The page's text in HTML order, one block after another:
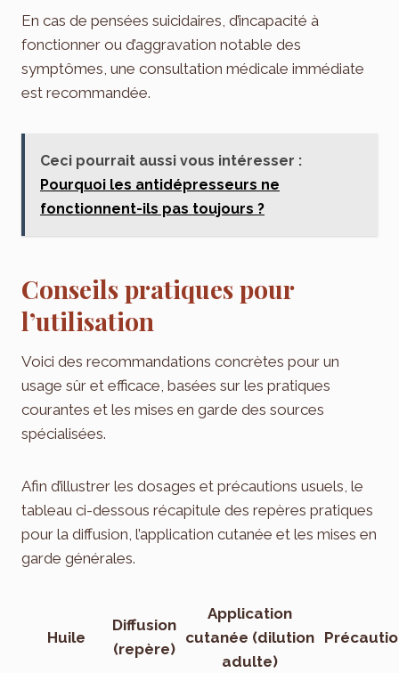
En cas de pensées suicidaires, d’incapacité à
fonctionner ou d’aggravation notable des
symptômes, une consultation médicale immédiate
est recommandée.
Ceci pourrait aussi vous intéresser :
Pourquoi les antidépresseurs ne
fonctionnent-ils pas toujours ?
Conseils pratiques pour
l’utilisation
Voici des recommandations concrètes pour un
usage sûr et efficace, basées sur les pratiques
courantes et les mises en garde des sources
spécialisées.
Afin d’illustrer les dosages et précautions usuels, le
tableau ci-dessous récapitule des repères pratiques
pour la diffusion, l’application cutanée et les mises en
garde générales.
Huile
Diffusion
(repère)
Application
cutanée (dilution
adulte)